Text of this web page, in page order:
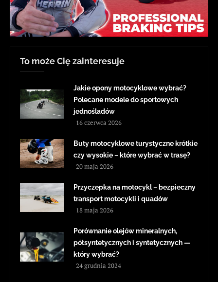
To może Cię zainteresuje
Jakie opony motocyklowe wybrać?
Polecane modele do sportowych
jednośladów
16 czerwca 2026
Buty motocyklowe turystyczne krótkie
czy wysokie – które wybrać w trasę?
20 maja 2026
Przyczepka na motocykl – bezpieczny
transport motocykli i quadów
18 maja 2026
Porównanie olejów mineralnych,
półsyntetycznych i syntetycznych —
który wybrać?
24 grudnia 2024